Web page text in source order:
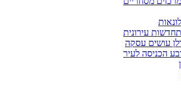
עירונית
עושים עסקה
הכניסה לעיר